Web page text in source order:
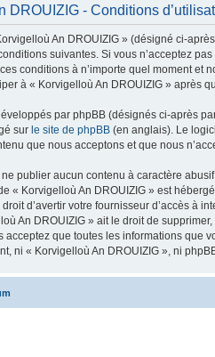
DROUIZIG - Conditions
An DROUIZIG » (désigné ci-
suivantes. Si vous n’acceptez
conditions à n’importe quel moment et
à « Korvigelloù An DROUIZIG » après
par phpBB (désignés ci-après
sur le site de phpBB (en anglais). Le
que nous acceptons et que nous
publier aucun contenu à caractère
« Korvigelloù An DROUIZIG » est
d’avertir votre fournisseur d’accès à
An DROUIZIG » ait le droit de
acceptez que toutes les informations
ni « Korvigelloù An DROUIZIG », ni